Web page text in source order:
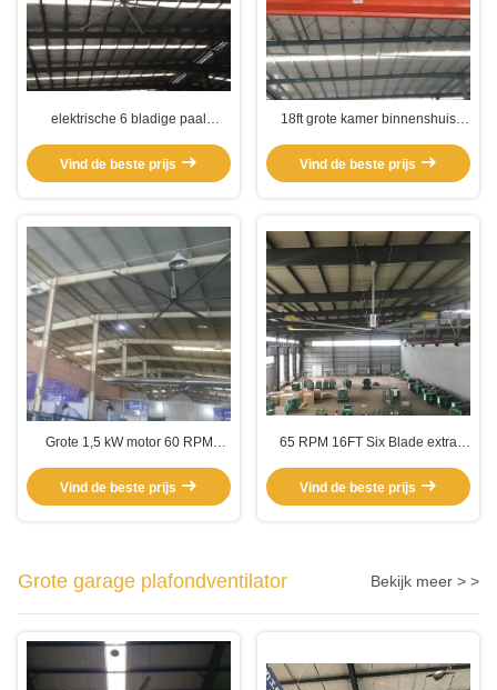
elektrische 6 bladige paal
Vind de beste prijs
18ft grote kamer binnenshuis
ventilator
Vind de beste prijs
Grote 1,5 kW motor 60 RPM
Vind de beste prijs
65 RPM 16FT Six Blade extra
plafondventilatoren
Vind de beste prijs
Grote garage plafondventilator Bekijk meer > >